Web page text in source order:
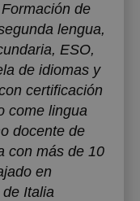
de
lengua,
ESO,
de idiomas y
certificación
come lingua
docente de
con más de 10
en
Italia